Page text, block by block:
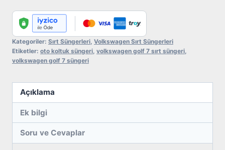
Sırt
Süngeri
adet
Kategoriler: Sırt Süngerleri Volkswagen Sırt Süngerleri
Etiketler: oto koltuk süngeri volkswagen golf 7 sırt süngeri
volkswagen golf 7 süngeri
Açıklama
Ek bilgi
Soru ve Cevaplar